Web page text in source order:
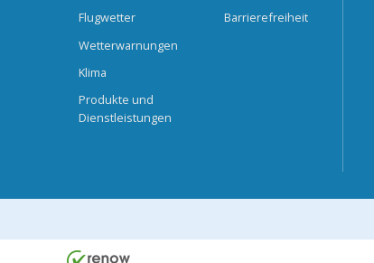
Flugwetter
Wetterwarnungen
Klima
Produkte und
Dienstleistungen
Barrierefreiheit